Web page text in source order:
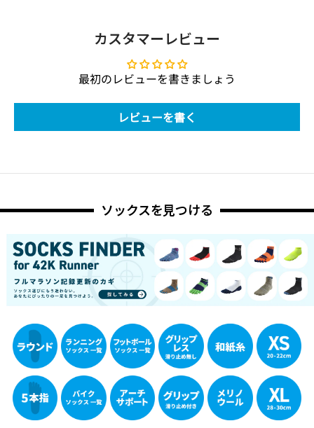
カスタマーレビュー
最初のレビューを書きましょう
レビューを書く
ソックスを見つける